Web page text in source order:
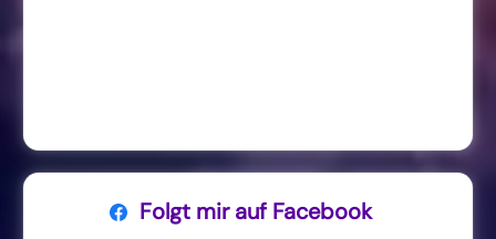
Folgt mir auf Facebook